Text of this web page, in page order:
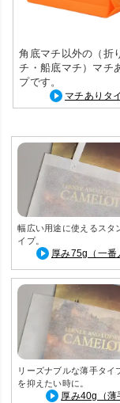
角底マチ以外の（折
チ・船底マチ）マチ
プです。
マチありタ
幅広い用途に使えるスタ
イプ。
厚み75g（一番
リーズナブルな薄手タイ
を抑えたい時に。
厚み40g（薄